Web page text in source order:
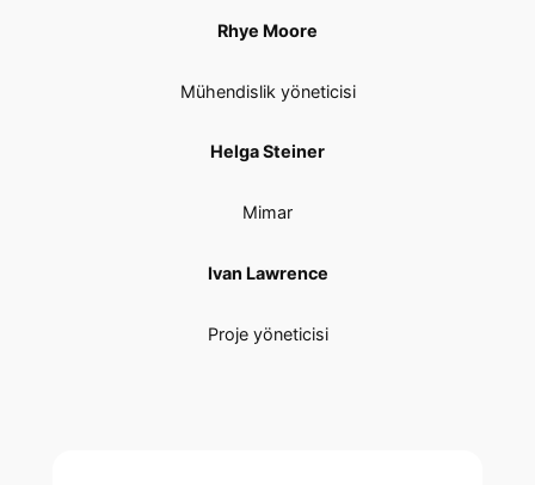
Rhye Moore
Mühendislik yöneticisi
Helga Steiner
Mimar
Ivan Lawrence
Proje yöneticisi